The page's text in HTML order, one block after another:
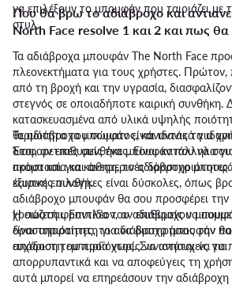
να επιλέξουν το μπουφάν που ταιριάζει
στυλ.
Που θα βρω το αδιάβροχο και
North Face resolve 1 και 2 και πως
Τα αδιάβροχα μπουφάν The North Face
πλεονεκτήματα για τους χρήστες.
από τη βροχή και την υγρασία,
στεγνός σε οποιαδήποτε καιρική συνθήκη.
κατασκευασμένα από υλικά υψηλής
θερμότητα του σώματος, κάνοντάς τα
Έτσι, αν επιθυμείς ένα μπουφάν που να
προστασία και άνεση, το αδιάβροχο
έξυπνη επιλογή.
Τα αδιάβροχα μπουφάν είναι ιδανικά για
διαφορετικές συνθήκες. Είναι κατάλληλα
ακόμα και για καθημερινές
καιρικές συνθήκες είναι δύσκολες, όπως
αδιάβροχο μπουφάν θα σου προσφέρει
χρειάζεσαι. Επιπλέον, αν επιθυμείς να
δραστηριότητες, το αδιάβροχο μπουφάν θα
ευχάριστη εμπειρία χωρίς να ανησυχείς για
Η σωστή φροντίδα του αδιάβροχου
είναι απαραίτητη για να διατηρήσεις την
απόδοση του προϊόντος. Συνιστάται να το
απορρυπαντικά και να αποφεύγεις τη
αυτά μπορεί να επηρεάσουν την